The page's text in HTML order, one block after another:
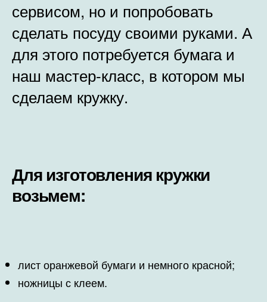
сервисом, но и попробовать
сделать посуду своими руками. А
для этого потребуется бумага и
наш мастер-класс, в котором мы
сделаем кружку.
Для изготовления кружки
возьмем:
лист оранжевой бумаги и немного красной;
ножницы с клеем.